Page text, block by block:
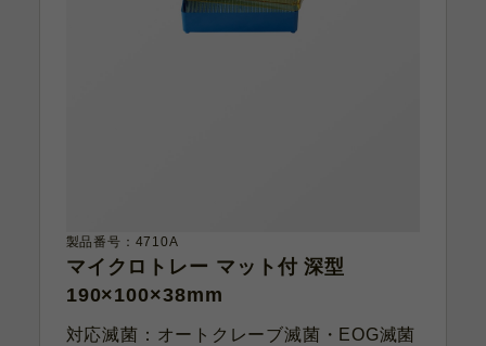
製品番号：4710A
マイクロトレー マット付 深型
190×100×38mm
対応滅菌：オートクレーブ滅菌・EOG滅菌